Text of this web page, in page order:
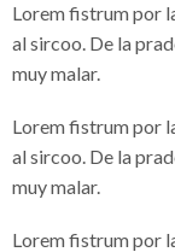
Lorem fistrum por
al sircoo. De la
muy malar.
Lorem fistrum por
al sircoo. De la
muy malar.
Lorem fistrum por